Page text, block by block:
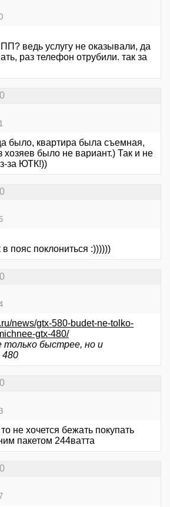
ведь услугу не оказывали, да
раз телефон отрубили. так за
было, квартира была съемная,
хозяев было не вариант.) Так и не
за ЮТК!))
пояс поклониться :))))))
news/gtx-580-budet-ne-tolko-
gtx-480/
только быстрее, но и
480
не хочется бежать покупать
пакетом 244ватта